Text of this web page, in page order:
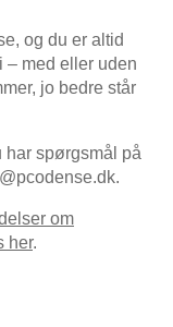
og du er altid
– med eller uden
jo bedre står
har spørgsmål på
om
her.